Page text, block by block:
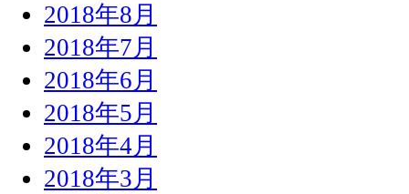
2018年8月
2018年7月
2018年6月
2018年5月
2018年4月
2018年3月